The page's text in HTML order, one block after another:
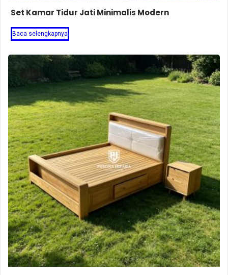
Set Kamar Tidur Jati Minimalis Modern
Baca selengkapnya